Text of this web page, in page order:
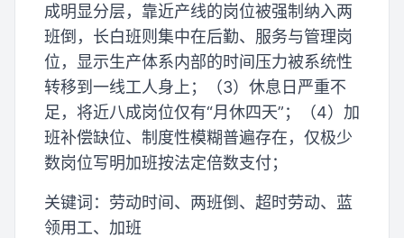
成明显分层，靠近产线的岗位被强制纳入两
班倒，长白班则集中在后勤、服务与管理岗
位，显示生产体系内部的时间压力被系统性
转移到一线工人身上；（3）休息日严重不
足，将近八成岗位仅有“月休四天”；（4）加
班补偿缺位、制度性模糊普遍存在，仅极少
数岗位写明加班按法定倍数支付；
关键词：劳动时间、两班倒、超时劳动、蓝
领用工、加班